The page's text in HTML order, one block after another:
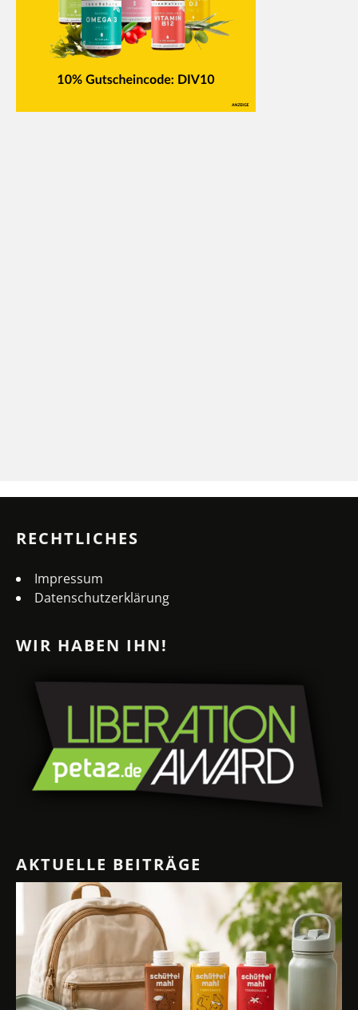
RECHTLICHES
Impressum
Datenschutzerklärung
WIR HABEN IHN!
AKTUELLE BEITRÄGE